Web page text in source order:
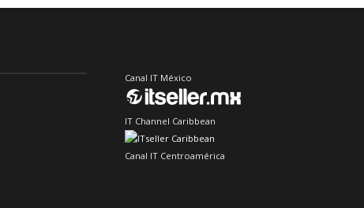
Canal IT México
IT Channel Caribbean
Canal IT Centroamérica